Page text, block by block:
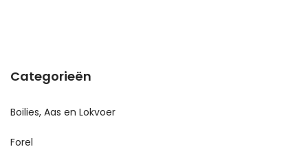
Categorieën
Boilies, Aas en Lokvoer
Forel